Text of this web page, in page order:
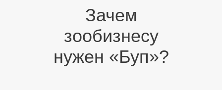
Зачем
зообизнесу
нужен «Буп»?
О КОМПАНИИ
НОВОСТИ